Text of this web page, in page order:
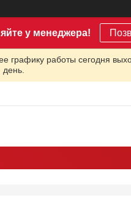
у менеджера!
графику работы сегодня
день.